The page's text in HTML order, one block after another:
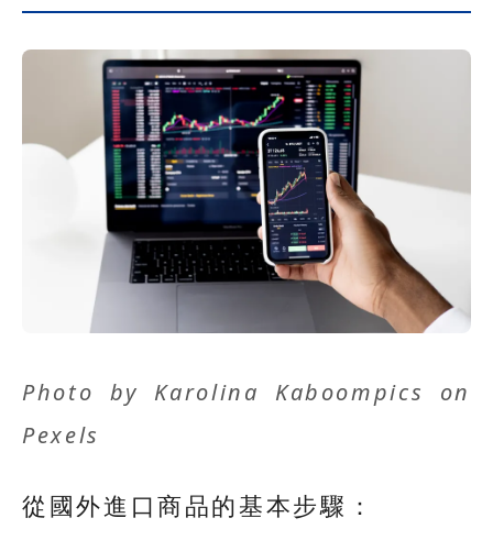
Photo by Karolina Kaboompics
on
Pexels
從國外進口商品的基本步驟：